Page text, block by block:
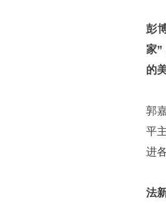
彭
家”
的
郭
平
进
法